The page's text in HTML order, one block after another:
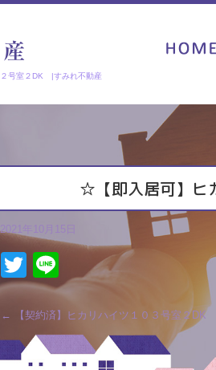
号室２DK |すみれ不動産
☆【即入居可】ヒ
2021年10月15日
Facebook
Twitter
Line
← 【契約済】ヒカリハイツ１０３号室２DK